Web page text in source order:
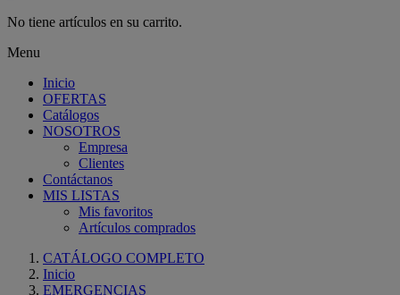
No tiene artículos en su carrito.
Menu
Inicio
OFERTAS
Catálogos
NOSOTROS
Empresa
Clientes
Contáctanos
MIS LISTAS
Mis favoritos
Artículos comprados
CATÁLOGO COMPLETO
Inicio
EMERGENCIAS